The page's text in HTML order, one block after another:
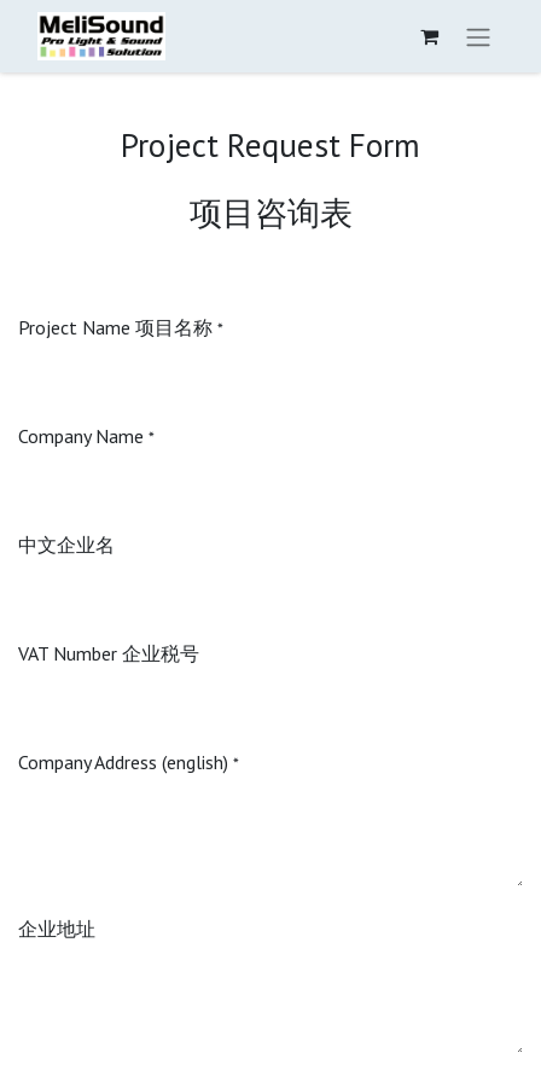
Project Request Form
项目咨询表
Project Name 项目名称 *
Company Name *
中文企业名
VAT Number 企业税号
Company Address (english) *
企业地址